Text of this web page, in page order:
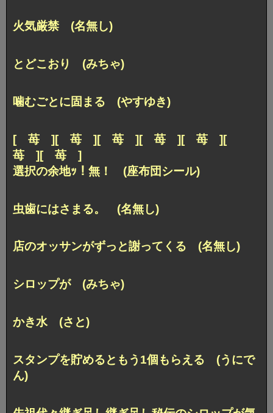
火気厳禁 (名無し)
とどこおり (みちゃ)
噛むごとに固まる (やすゆき)
[ 苺 ][ 苺 ][ 苺 ][ 苺 ][ 苺 ][
苺 ][ 苺 ]
選択の余地ｯ！無！ (座布団シール)
虫歯にはさまる。 (名無し)
店のオッサンがずっと謝ってくる (名無し)
シロップが (みちゃ)
かき水 (さと)
スタンプを貯めるともう1個もらえる (うにで
ん)